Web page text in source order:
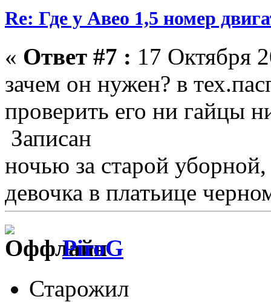
Re: Где у Авео 1,5 номер
« Ответ #7 : 17 Октября
зачем он нужен? в
проверить его ни гайцы
Записан
ночью за старой
девочка в платьице
PiroG
Старожил